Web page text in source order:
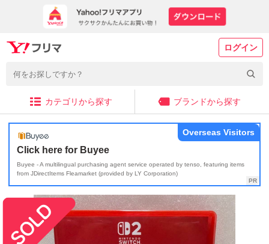
ログイン
カテゴリから探す ブランドから探す
Click here for Buyee
Buyee - A multilingual purchasing agent service operated by tenso, featuring items
from JDirectItems Fleamarket (provided by LY Corporation)
Overseas Visitors